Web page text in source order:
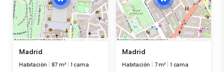
Madrid
Habitación 87 m² 1 cama
Madrid
Habitación 7 m² 1 cama